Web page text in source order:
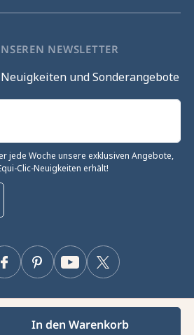
In den Warenkorb
NEWSLETTER
und Sonderangebote
jede Woche unsere exklusiven Angebote,
Clic-Neuigkeiten erhält!
Facebook Twitter
YouTube
Pinterest